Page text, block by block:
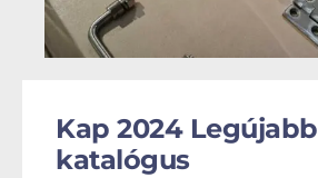
Kap 2024 Legújabb
katalógus